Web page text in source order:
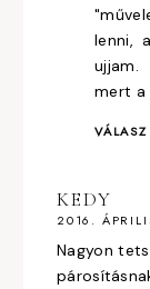
lenni,
ujjam.
mert a
VÁLASZ
KEDY
2016.
Nagyon